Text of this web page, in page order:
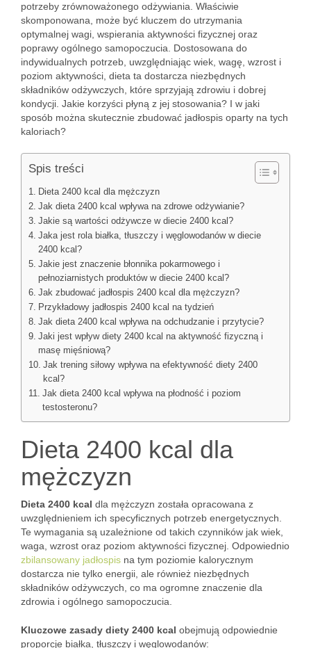
potrzeby zrównoważonego odżywiania. Właściwie
skomponowana, może być kluczem do utrzymania
optymalnej wagi, wspierania aktywności fizycznej oraz
poprawy ogólnego samopoczucia. Dostosowana do
indywidualnych potrzeb, uwzględniając wiek, wagę, wzrost i
poziom aktywności, dieta ta dostarcza niezbędnych
składników odżywczych, które sprzyjają zdrowiu i dobrej
kondycji. Jakie korzyści płyną z jej stosowania? I w jaki
sposób można skutecznie zbudować jadłospis oparty na tych
kaloriach?
Spis treści
Dieta 2400 kcal dla mężczyzn
Jak dieta 2400 kcal wpływa na zdrowe odżywianie?
Jakie są wartości odżywcze w diecie 2400 kcal?
Jaka jest rola białka, tłuszczy i węglowodanów w diecie
2400 kcal?
Jakie jest znaczenie błonnika pokarmowego i
pełnoziarnistych produktów w diecie 2400 kcal?
Jak zbudować jadłospis 2400 kcal dla mężczyzn?
Przykładowy jadłospis 2400 kcal na tydzień
Jak dieta 2400 kcal wpływa na odchudzanie i przytycie?
Jaki jest wpływ diety 2400 kcal na aktywność fizyczną i
masę mięśniową?
Jak trening siłowy wpływa na efektywność diety 2400
kcal?
Jak dieta 2400 kcal wpływa na płodność i poziom
testosteronu?
Dieta 2400 kcal dla
mężczyzn
Dieta 2400 kcal dla mężczyzn została opracowana z
uwzględnieniem ich specyficznych potrzeb energetycznych.
Te wymagania są uzależnione od takich czynników jak wiek,
waga, wzrost oraz poziom aktywności fizycznej. Odpowiednio
zbilansowany jadłospis na tym poziomie kalorycznym
dostarcza nie tylko energii, ale również niezbędnych
składników odżywczych, co ma ogromne znaczenie dla
zdrowia i ogólnego samopoczucia.
Kluczowe zasady diety 2400 kcal obejmują odpowiednie
proporcje białka, tłuszczy i węglowodanów: